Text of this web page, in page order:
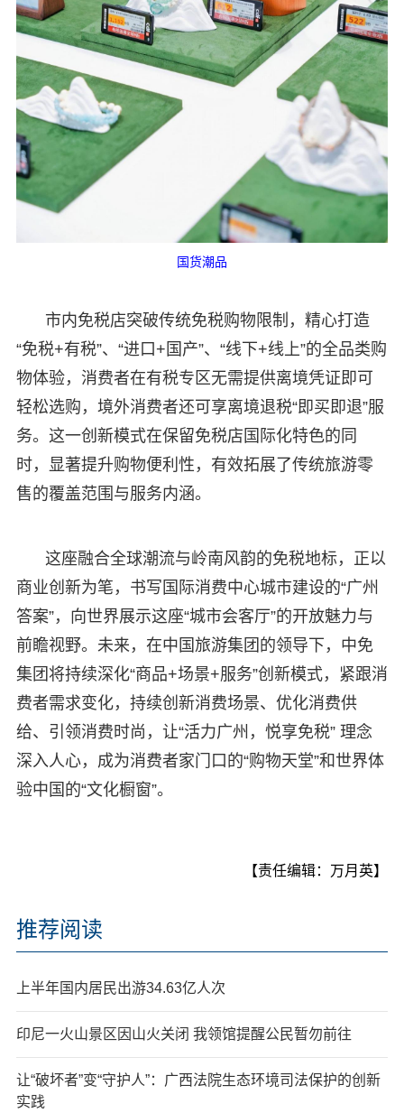
国货潮品
市内免税店突破传统免税购物限制，精心打造
“免税+有税”、“进口+国产”、“线下+线上”的全品类购
物体验，消费者在有税专区无需提供离境凭证即可
轻松选购，境外消费者还可享离境退税“即买即退”服
务。这一创新模式在保留免税店国际化特色的同
时，显著提升购物便利性，有效拓展了传统旅游零
售的覆盖范围与服务内涵。
这座融合全球潮流与岭南风韵的免税地标，正以
商业创新为笔，书写国际消费中心城市建设的“广州
答案”，向世界展示这座“城市会客厅”的开放魅力与
前瞻视野。未来，在中国旅游集团的领导下，中免
集团将持续深化“商品+场景+服务”创新模式，紧跟消
费者需求变化，持续创新消费场景、优化消费供
给、引领消费时尚，让“活力广州，悦享免税” 理念
深入人心，成为消费者家门口的“购物天堂”和世界体
验中国的“文化橱窗”。
【责任编辑：万月英】
推荐阅读
上半年国内居民出游34.63亿人次
印尼一火山景区因山火关闭 我领馆提醒公民暂勿前往
让“破坏者”变“守护人”：广西法院生态环境司法保护的创新
实践